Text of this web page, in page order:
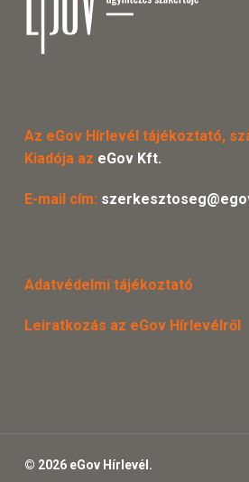
Az eGov Hírlevél tájékoztató,
Kiadója az eGov Kft.
E-mail cím:
Adatvédelmi tájékoztató
Leiratkozás az eGov Hírlevélről
© 2026 eGov Hírlevél.